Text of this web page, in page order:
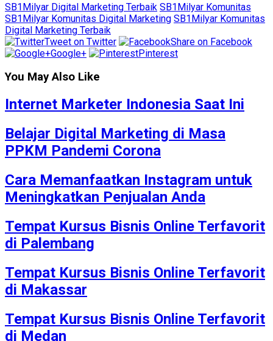
SB1Milyar Digital Marketing Terbaik SB1Milyar Komunitas
SB1Milyar Komunitas Digital Marketing SB1Milyar Komunitas
Digital Marketing Terbaik
Tweet on Twitter
Share on Facebook
Google+
Pinterest
You May Also Like
Internet Marketer Indonesia Saat Ini
Belajar Digital Marketing di Masa
PPKM Pandemi Corona
Cara Memanfaatkan Instagram untuk
Meningkatkan Penjualan Anda
Tempat Kursus Bisnis Online Terfavorit
di Palembang
Tempat Kursus Bisnis Online Terfavorit
di Makassar
Tempat Kursus Bisnis Online Terfavorit
di Medan